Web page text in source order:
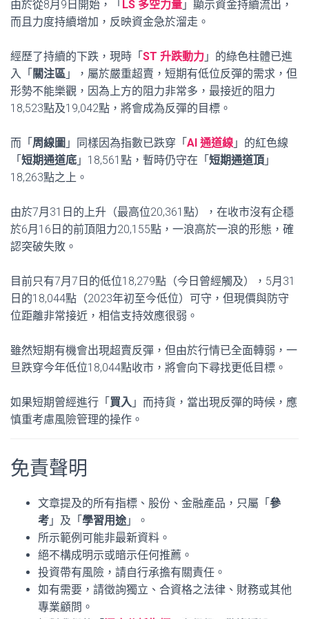
由於從8月9日開始，「 LS 多空力量 」顯示資金持續流出，
而且力度持續增加，反映資金急於溜走。
經歷了持續的下跌，現時「 ST 升跌動力 」的綠色柱體已進
入「 關注區 」，屬於嚴重超賣，短期有低位反彈的需求，但
形勢不能樂觀，因為上方的阻力非常多，最接近的阻力
18,523點及19,042點，將會成為反彈的目標。
而「 周線圖 」同樣因為指數已跌穿「 AI 通道線 」的紅色線
「 短期通道底 」18,561點，暫時仍守在「 短期通道頂 」
18,263點之上。
由於7月31日的上升（最高位20,361點），在收市沒有企穩
於6月16日的前頂阻力20,155點，一浪高於一浪的形態，確
認突破失敗。
目前只有7月7日的低位18,279點（今日曾經觸及），5月31
日的18,044點（2023年初至今低位）可守，但現價與防守
位距離非常接近，相信支持效應很弱。
雖然短期有機會出現超賣反彈，但由於行情已全面轉弱，一
旦跌穿今年低位18,044點收市，將會向下尋找更低目標。
如果短期曾經進行「 買入 」而持貨，當出現反彈的時候，應
慎重考慮風險管理的操作。
免責聲明
文章提及的所有指標、股份、金融產品，只屬「 參
考 」及「 學習用途 」。
所示範例可能非最新資料。
絕不構成明示或暗示任何推薦。
投資帶有風險，請自行承擔有關責任。
如有需要，請徵詢獨立、合資格之法律、財務或其他
專業顧問。